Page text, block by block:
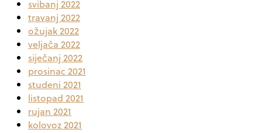
svibanj 2022
travanj 2022
ožujak 2022
veljača 2022
siječanj 2022
prosinac 2021
studeni 2021
listopad 2021
rujan 2021
kolovoz 2021